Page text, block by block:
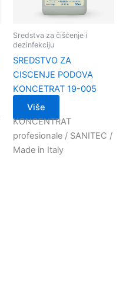
Sredstva za čišćenje i
dezinfekciju
SREDSTVO ZA
CISCENJE PODOVA
KONCETRAT 19-005
Više
KONCENTRAT
profesionale / SANITEC /
Made in Italy